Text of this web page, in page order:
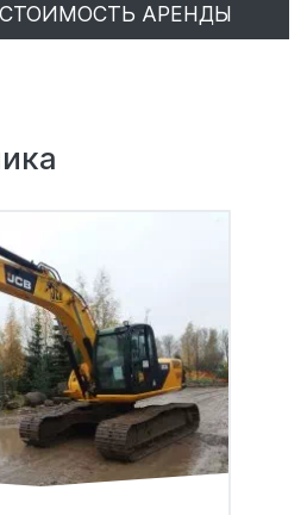
АРЕНДЫ